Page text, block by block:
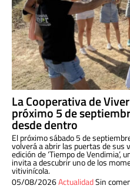
La Cooperativa de
próximo 5 de
desde dentro
El próximo sábado 5 de
volverá a abrir las puertas de sus
edición de ‘Tiempo de
invita a descubrir uno de los
vitivinícola.
05/08/2026ActualidadSin